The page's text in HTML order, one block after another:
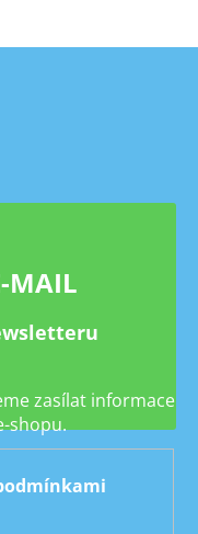
MAIL
zasílat informace
shopu.